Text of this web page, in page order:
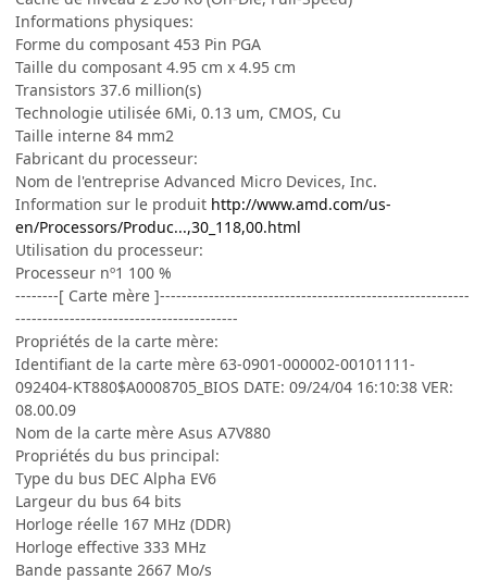
Informations physiques:
Forme du composant 453 Pin PGA
Taille du composant 4.95 cm x 4.95 cm
Transistors 37.6 million(s)
Technologie utilisée 6Mi, 0.13 um, CMOS, Cu
Taille interne 84 mm2
Fabricant du processeur:
Nom de l'entreprise Advanced Micro Devices, Inc.
Information sur le produit http://www.amd.com/us-
en/Processors/Produc...,30_118,00.html
Utilisation du processeur:
Processeur nº1 100 %
--------[ Carte mère ]---------------------------------------------------------
-----------------------------------------
Propriétés de la carte mère:
Identifiant de la carte mère 63-0901-000002-00101111-
092404-KT880$A0008705_BIOS DATE: 09/24/04 16:10:38 VER:
08.00.09
Nom de la carte mère Asus A7V880
Propriétés du bus principal:
Type du bus DEC Alpha EV6
Largeur du bus 64 bits
Horloge réelle 167 MHz (DDR)
Horloge effective 333 MHz
Bande passante 2667 Mo/s